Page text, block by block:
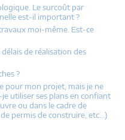
Le surcoût par
est-il important ?
moi-même. Est-ce
de réalisation des
?
pour mon projet, mais je ne
utiliser ses plans en confiant
ou dans le cadre de
permis de construire, etc...)